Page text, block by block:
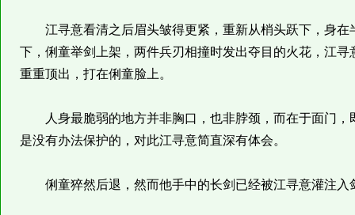
江寻意看清之后眉头皱得更紧，重新从梢头跃下，身在
下，俐童举剑上架，两件兵刃相撞时发出夺目的火花，江
重重顶出，打在俐童脸上。
人身最脆弱的地方并非胸口，也非脖颈，而在于面门，
是没有办法保护的，对此江寻意简直深有体会。
俐童猝然后退，然而他手中的长剑已经被江寻意灌注入